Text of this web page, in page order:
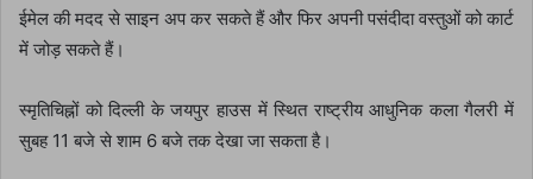
ईमेल की मदद से साइन अप कर सकते हैं और फिर अपनी पसंदीदा वस्तुओं को कार्ट
में जोड़ सकते हैं।
स्मृतिचिह्नों को दिल्ली के जयपुर हाउस में स्थित राष्ट्रीय आधुनिक कला गैलरी में
सुबह 11 बजे से शाम 6 बजे तक देखा जा सकता है।